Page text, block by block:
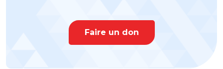
Faire un don